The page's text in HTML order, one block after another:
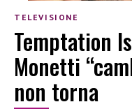
TELEVISIONE
Temptation
Monetti
non torna